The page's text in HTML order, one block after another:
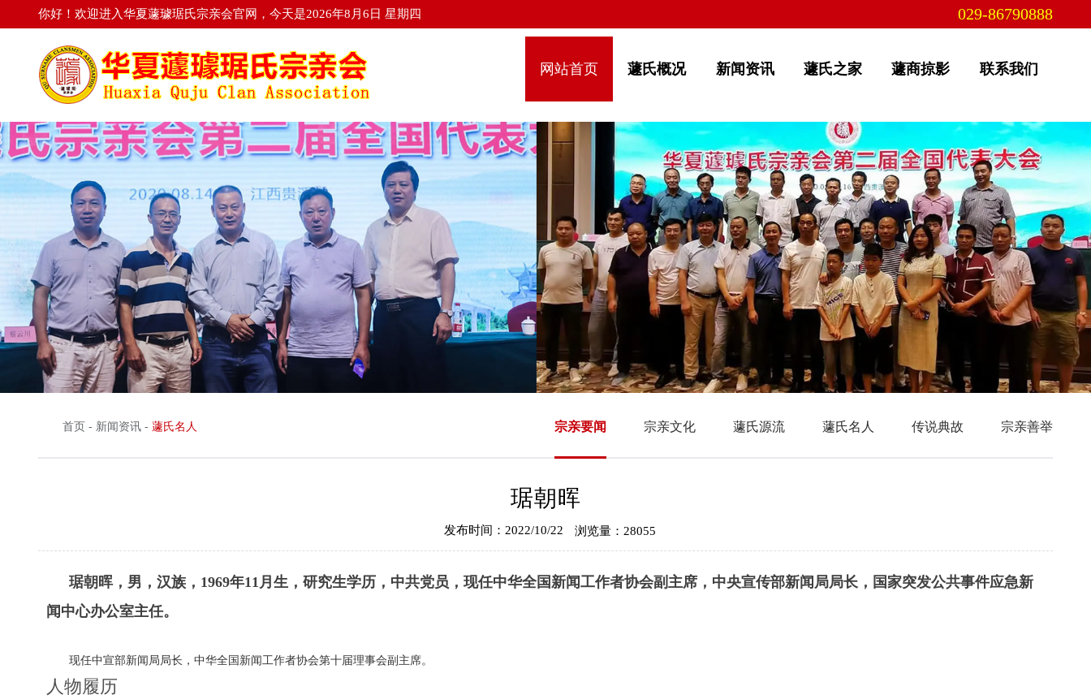
你好！欢迎进入华夏蘧璩琚氏宗亲会官网，今天是2026年8月6日 星期四 029-86790888
网站首页 蘧氏概况 新闻资讯 蘧氏之家 蘧商掠影 联系我们
首页 - 新闻资讯 - 蘧氏名人 宗亲要闻 宗亲文化 蘧氏源流 蘧氏名人 传说典故 宗亲善举
琚朝晖
发布时间：2022/10/22 浏览量：28055
琚朝晖，男，汉族，1969年11月生，研究生学历，中共党员，现任中华全国新闻工作者协会副主席，中央宣传部新闻局局长，国家突发公共事件应急新
闻中心办公室主任。
现任中宣部新闻局局长，中华全国新闻工作者协会第十届理事会副主席。
人物履历